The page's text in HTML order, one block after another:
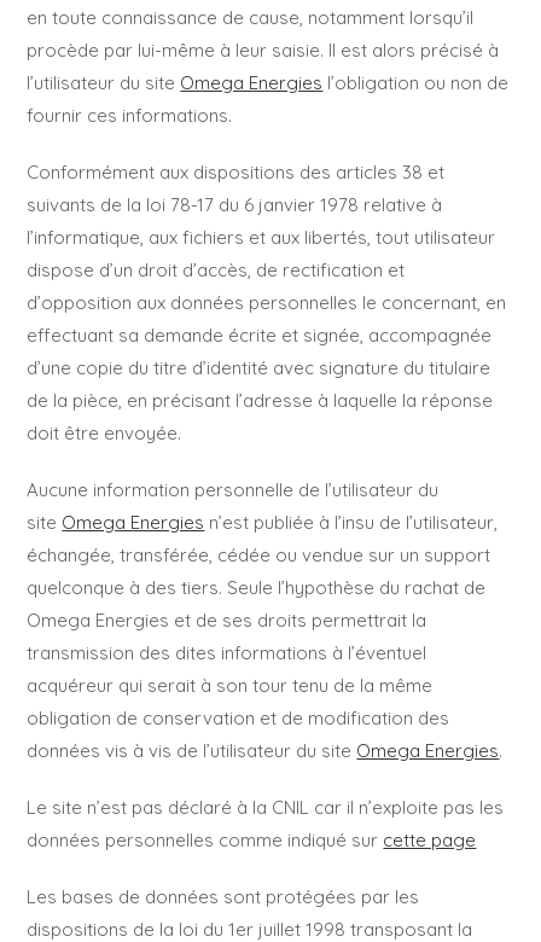
en toute connaissance de cause, notamment lorsqu’il
procède par lui-même à leur saisie. Il est alors précisé à
l’utilisateur du site Omega Energies l’obligation ou non de
fournir ces informations.
Conformément aux dispositions des articles 38 et
suivants de la loi 78-17 du 6 janvier 1978 relative à
l’informatique, aux fichiers et aux libertés, tout utilisateur
dispose d’un droit d’accès, de rectification et
d’opposition aux données personnelles le concernant, en
effectuant sa demande écrite et signée, accompagnée
d’une copie du titre d’identité avec signature du titulaire
de la pièce, en précisant l’adresse à laquelle la réponse
doit être envoyée.
Aucune information personnelle de l’utilisateur du
site Omega Energies n’est publiée à l’insu de l’utilisateur,
échangée, transférée, cédée ou vendue sur un support
quelconque à des tiers. Seule l’hypothèse du rachat de
Omega Energies et de ses droits permettrait la
transmission des dites informations à l’éventuel
acquéreur qui serait à son tour tenu de la même
obligation de conservation et de modification des
données vis à vis de l’utilisateur du site Omega Energies.
Le site n’est pas déclaré à la CNIL car il n’exploite pas les
données personnelles comme indiqué sur cette page
Les bases de données sont protégées par les
dispositions de la loi du 1er juillet 1998 transposant la